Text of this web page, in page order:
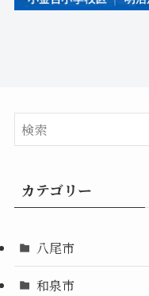
カテゴリー
八尾市
和泉市